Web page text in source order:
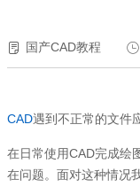
国产CAD教程
CAD遇到不正常的文件
在日常使用CAD完成绘
在问题。面对这种情况